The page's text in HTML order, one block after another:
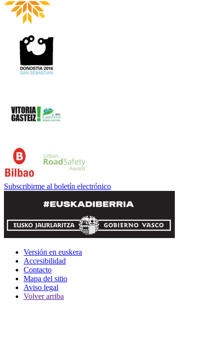
Subscribirme al boletín electrónico
Versión en euskera
Accesibilidad
Contacto
Mapa del sitio
Aviso legal
Volver arriba